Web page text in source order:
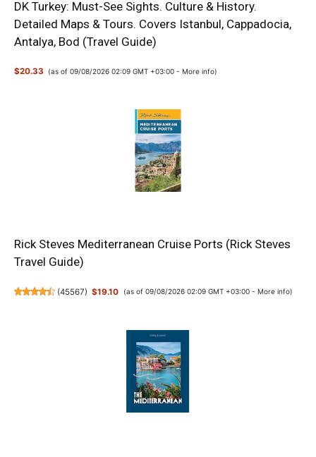
DK Turkey: Must-See Sights. Culture & History.
Detailed Maps & Tours. Covers Istanbul, Cappadocia,
Antalya, Bod (Travel Guide)
$20.33 (as of 09/08/2026 02:09 GMT +03:00 -More info)
Rick Steves Mediterranean Cruise Ports (Rick Steves
Travel Guide)
(45567) $19.10 (as of 09/08/2026 02:09 GMT +03:00 - More info)